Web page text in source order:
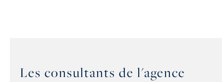
Les consultants de l'agence